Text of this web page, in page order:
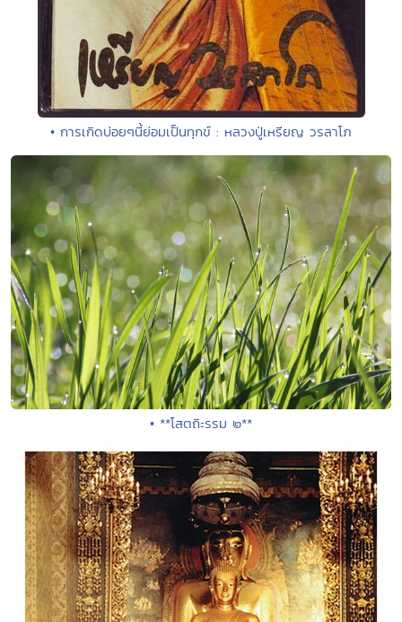
• การเกิดบ่อยๆนี้ย่อมเป็นทุกข์ : หลวงปู่เหรียญ วรลาโภ
• **โสตถิะรรม ๒**